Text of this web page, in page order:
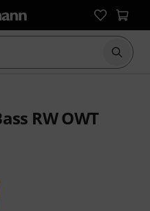
Suche
RW OWT
aus 2 Kundenbewertungen